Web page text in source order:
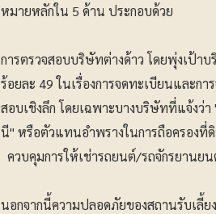
หมายหลักใน 5 ด้าน ประกอบด้วย
การตรวจสอบบริษัทต่างด้าว โดยพุ่งเป้
ร้อยละ 49 ในเรื่องการจดทะเบียนและ
สอบเชิงลึก โดยเฉพาะบางบริษัทที่แจ้งว่
นี" หรือตัวแทนอำพรางในการถือครองที่
ควบคุมการให้เช่ารถยนต์/รถจักรยาน
นอกจากนี้ความปลอดภัยของสถานรับเลี้